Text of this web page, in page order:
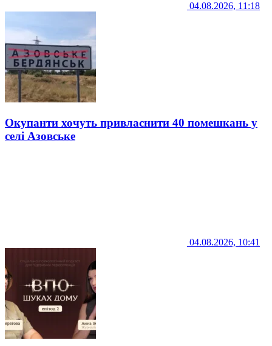
04.08.2026, 11:18
Окупанти хочуть привласнити 40 помешкань у
селі Азовське
04.08.2026, 10:41